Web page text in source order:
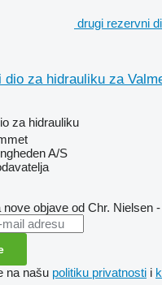
drugi rezervni
dio za hidrauliku za
za hidrauliku
A/S
nove objave od Chr. Nielsen
na našu politiku privatnosti i